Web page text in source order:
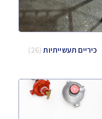
כיריים תעשייתיות(26)